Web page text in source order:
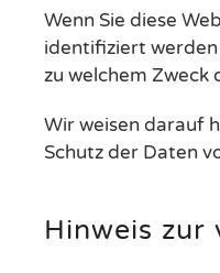
Wenn Sie diese
identifiziert werden
zu welchem Zweck
Wir weisen darauf
Schutz der Daten
Hinweis zur